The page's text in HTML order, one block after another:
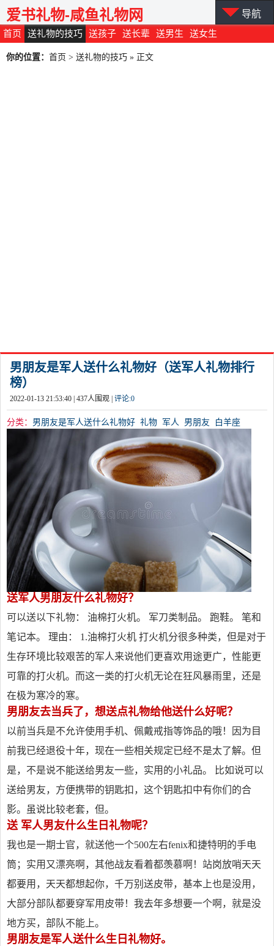
首页 送礼物的技巧 送孩子 送长辈 送男生 送女生
爱书礼物-咸鱼礼物网 导航
你的位置： 首页 > 送礼物的技巧 » 正文
男朋友是军人送什么礼物好（送军人礼物排行
榜）
2022-01-13 21:53:40 | 437人围观 | 评论:0
分类： 男朋友是军人送什么礼物好 礼物 军人 男朋友 白羊座
送军人男朋友什么礼物好？
可以送以下礼物： 油棉打火机。 军刀类制品。 跑鞋。 笔和
笔记本。 理由： 1.油棉打火机 打火机分很多种类，但是对于
生存环境比较艰苦的军人来说他们更喜欢用途更广，性能更
可靠的打火机。而这一类的打火机无论在狂风暴雨里，还是
在极为寒冷的寒。
男朋友去当兵了，想送点礼物给他送什么好呢？
以前当兵是不允许使用手机、佩戴戒指等饰品的哦！因为目
前我已经退役十年，现在一些相关规定已经不是太了解。但
是，不是说不能送给男友一些，实用的小礼品。 比如说可以
送给男友，方便携带的钥匙扣，这个钥匙扣中有你们的合
影。虽说比较老套，但。
送 军人男友什么生日礼物呢？
我也是一期士官，就送他一个500左右fenix和捷特明的手电
筒；实用又漂亮啊，其他战友看着都羡慕啊！站岗放哨天天
都要用，天天都想起你，千万别送皮带，基本上也是没用，
大部分部队都要穿军用皮带！我去年多想要一个啊，就是没
地方买，部队不能上。
男朋友是军人送什么生日礼物好。